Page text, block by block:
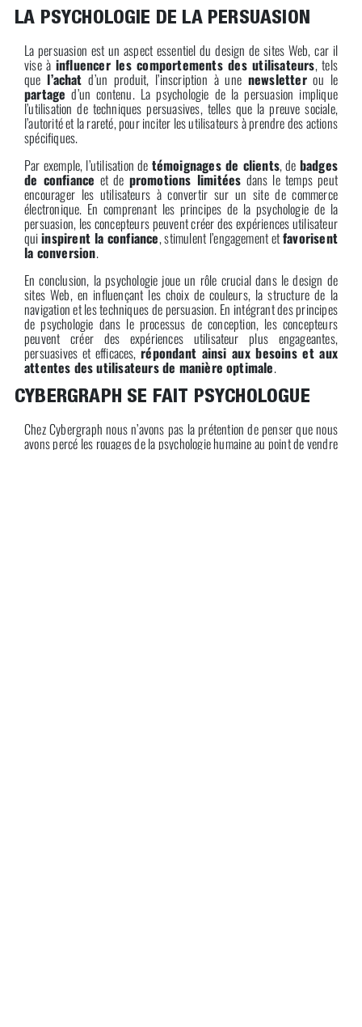
LA PSYCHOLOGIE DE LA PERSUASION
La persuasion est un aspect essentiel du design de sites Web, car il
vise à influencer les comportements des utilisateurs, tels
que l’achat d’un produit, l’inscription à une newsletterou le
partage d’un contenu. La psychologie de la persuasion implique
l’utilisation de techniques persuasives, telles que la preuve sociale,
l’autorité et la rareté, pour inciter les utilisateurs à prendre des actions
spécifiques.
Par exemple, l’utilisation de témoignages de clients, de badges
de confiance et de promotions limitées dans le temps peut
encourager les utilisateurs à convertir sur un site de commerce
électronique. En comprenant les principes de la psychologie de la
persuasion, les concepteurs peuvent créer des expériences utilisateur
quiinspirent la confiance, stimulent l’engagement etfavorisent
la conversion.
En conclusion, la psychologie joue un rôle crucial dans le design de
sites Web, en influençant les choix de couleurs, la structure de la
navigation et les techniques de persuasion. En intégrant des principes
de psychologie dans le processus de conception, les concepteurs
peuvent créer des expériences utilisateur plus engageantes,
persuasives et efficaces,répondant ainsi aux besoins et aux
attentes des utilisateurs de manière optimale.
CYBERGRAPH SE FAIT PSYCHOLOGUE
Chez Cybergraph nous n’avons pas la prétention de penser que nous
avons percé les rouages de la psychologie humaine au point de vendre